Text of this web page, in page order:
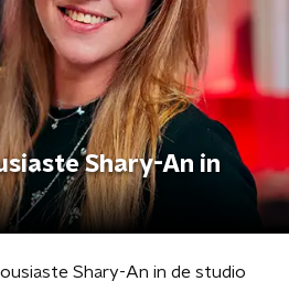
Shary-An in
Shary-An in de studio